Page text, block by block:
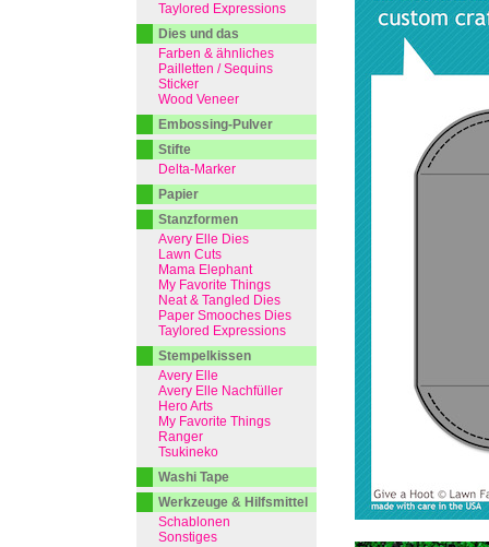
Taylored Expressions
Dies und das
Farben & ähnliches
Pailletten / Sequins
Sticker
Wood Veneer
Embossing-Pulver
Stifte
Delta-Marker
Papier
Stanzformen
Avery Elle Dies
Lawn Cuts
Mama Elephant
My Favorite Things
Neat & Tangled Dies
Paper Smooches Dies
Taylored Expressions
Stempelkissen
Avery Elle
Avery Elle Nachfüller
Hero Arts
My Favorite Things
Ranger
Tsukineko
Washi Tape
Werkzeuge & Hilfsmittel
Schablonen
Sonstiges